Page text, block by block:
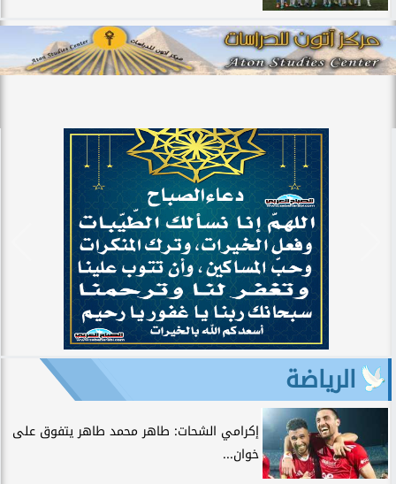
الرياضة
إكرامي الشحات: طاهر محمد طاهر يتفوق على
خوان...